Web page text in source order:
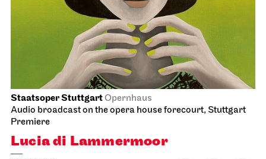
Staatsoper StuttgartOpernhaus
Audio broadcast on the opera house forecourt, Stuttgart
Premiere
Lucia di Lammermoor